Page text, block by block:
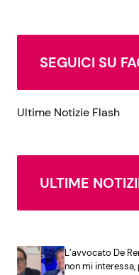
SEGUICI SU
Ultime Notizie Flash
ULTIME
L’avvocato De
non mi interessa,